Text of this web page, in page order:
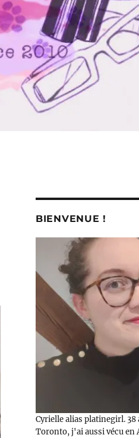
BIENVENUE !
Cyrielle alias platinegirl. 38
Toronto, j'ai aussi vécu en